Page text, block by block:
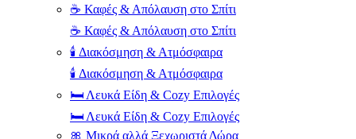
☕ Καφές & Απόλαυση στο Σπίτι
☕ Καφές & Απόλαυση στο Σπίτι
🕯️ Διακόσμηση & Ατμόσφαιρα
🕯️ Διακόσμηση & Ατμόσφαιρα
🛏️ Λευκά Είδη & Cozy Επιλογές
🛏️ Λευκά Είδη & Cozy Επιλογές
🎀 Μικρά αλλά Ξεχωριστά Δώρα